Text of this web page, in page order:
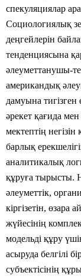
спекуляциялар
Социологиялық
деңгейлерін
тенденциясына
әлеуметтанушы-
американдық
дамуына тигізген
әрекет қағида
мектептің
барлық
аналитикалық
құруға тырысты.
әлеуметтік,
кіргізетін, өзара
жүйесінің
модельді құру
асыруда белгілі
субъектісінің